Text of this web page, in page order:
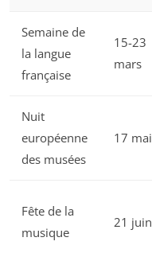
Semaine de
la langue
française
15-23
mars
Nuit
européenne
des musées
17 mai
Fête de la
musique
21 juin